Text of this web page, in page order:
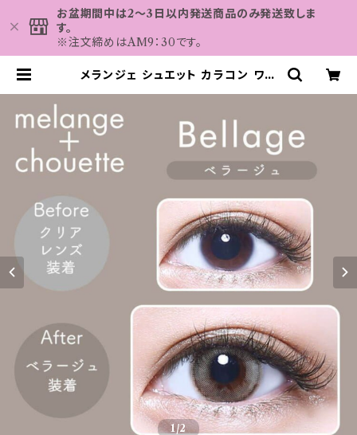
お盆期間中は2～3日以内発送商品のみ発送致しま
す。
※注文締めはAM9：30です。
メランジェ シュエット カラコン ワン
1/2